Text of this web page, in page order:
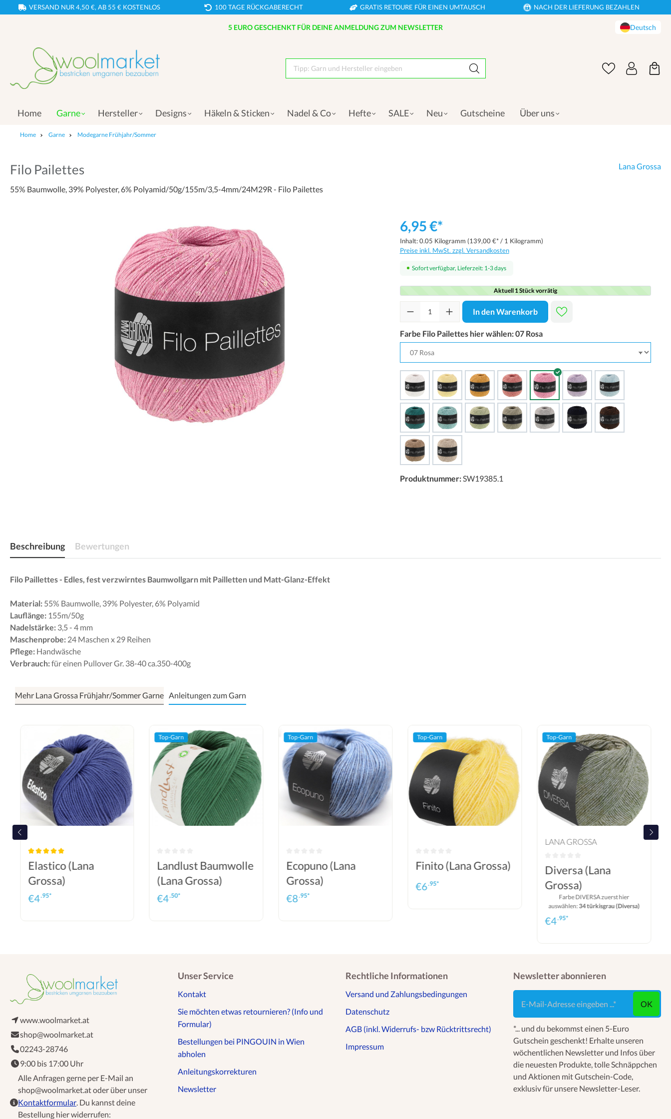
VERSAND NUR 4,50 €, AB 55 € KOSTENLOS 100 TAGE RÜCKGABERECHT GRATIS RETOURE FÜR EINEN UMTAUSCH NACH DER LIEFERUNG BEZAHLEN
5 EURO GESCHENKT FÜR DEINE ANMELDUNG ZUM NEWSLETTER Deutsch
Home Garne Hersteller Designs Häkeln & Sticken Nadel & Co Hefte SALE Neu Gutscheine Über uns
Home Garne Modegarne Frühjahr/Sommer
Filo Pailettes Lana Grossa
55% Baumwolle, 39% Polyester, 6% Polyamid/50g/155m/3,5-4mm/24M29R - Filo Pailettes
6,95 €*
Inhalt:0.05 Kilogramm (139,00 €* / 1 Kilogramm)
Preise inkl. MwSt. zzgl. Versandkosten
Sofort verfügbar, Lieferzeit: 1-3 days
Aktuell 1 Stück vorrätig
In den Warenkorb
Farbe Filo Pailettes hier wählen:07 Rosa
Produktnummer: SW19385.1
Beschreibung Bewertungen
Filo Paillettes - Edles, fest verzwirntes Baumwollgarn mit Pailletten und Matt-Glanz-Effekt
Material: 55% Baumwolle, 39% Polyester, 6% Polyamid
Lauflänge: 155m/50g
Nadelstärke: 3,5 - 4 mm
Maschenprobe: 24 Maschen x 29 Reihen
Pflege: Handwäsche
Verbrauch:für einen Pullover Gr. 38-40 ca.350-400g
Mehr Lana Grossa Frühjahr/Sommer Garne Anleitungen zum Garn
Elastico (Lana
Grossa)
€4.95*
Top-Garn
Landlust Baumwolle
(Lana Grossa)
€4.50*
Top-Garn
Ecopuno (Lana
Grossa)
€8.95*
Top-Garn
Finito (Lana Grossa)
€6.95*
Top-Garn
LANA GROSSA
Diversa (Lana
Grossa)
Farbe DIVERSA zuerst hier
auswählen: 34 türkisgrau (Diversa)
€4.95*
www.woolmarket.at
shop@woolmarket.at
02243-28746
9:00 bis 17:00 Uhr
Alle Anfragen gerne per E-Mail an
shop@woolmarket.at oder über unser
Kontaktformular. Du kannst deine
Bestellung hier widerrufen:
Unser Service
Kontakt
Sie möchten etwas retournieren? (Info und
Formular)
Bestellungen bei PINGOUIN in Wien
abholen
Anleitungskorrekturen
Newsletter
Rechtliche Informationen
Versand und Zahlungsbedingungen
Datenschutz
AGB (inkl. Widerrufs- bzw Rücktrittsrecht)
Impressum
Newsletter abonnieren
OK
*... und du bekommst einen 5-Euro
Gutschein geschenkt! Erhalte unseren
wöchentlichen Newsletter und Infos über
die neuesten Produkte, tolle Schnäppchen
und Aktionen mit Gutschein-Code,
exklusiv für unsere Newsletter-Leser.